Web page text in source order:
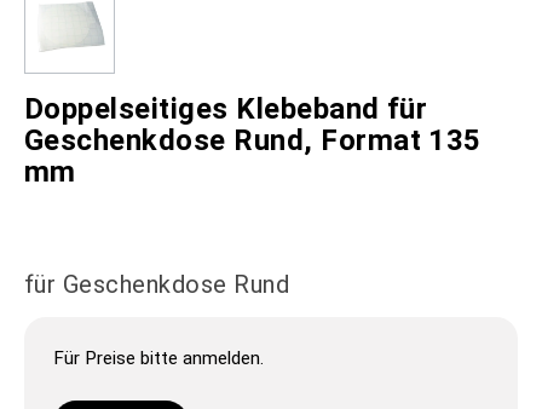
Doppelseitiges Klebeband für
Geschenkdose Rund, Format 135
mm
für Geschenkdose Rund
Für Preise bitte anmelden.